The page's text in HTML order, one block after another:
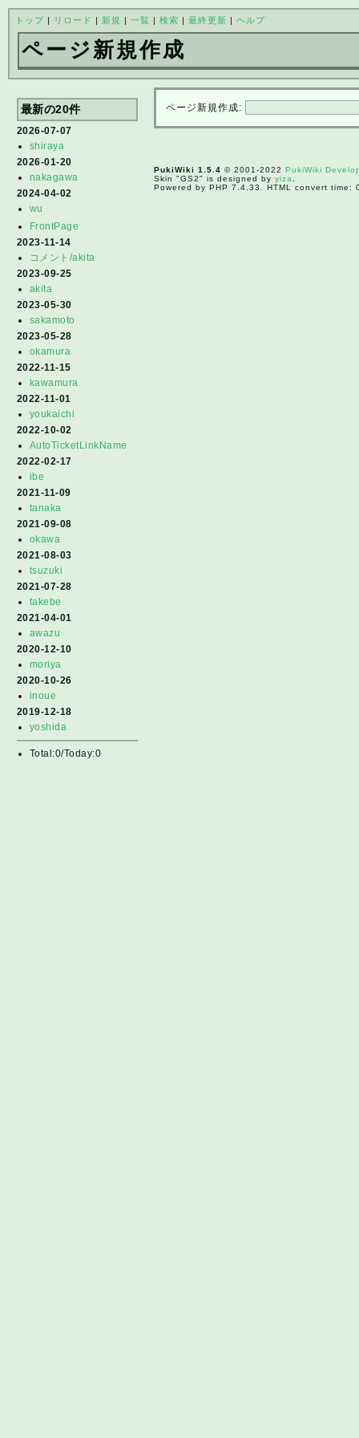
トップ| リロード | 新規 | 一覧 | 検索 | 最終更新 | ヘルプ
ページ新規作成
最新の20件
2026-07-07
shiraya
2026-01-20
nakagawa
2024-04-02
wu
FrontPage
2023-11-14
コメント/akita
2023-09-25
akita
2023-05-30
sakamoto
2023-05-28
okamura
2022-11-15
kawamura
2022-11-01
youkaichi
2022-10-02
AutoTicketLinkName
2022-02-17
ibe
2021-11-09
tanaka
2021-09-08
okawa
2021-08-03
tsuzuki
2021-07-28
takebe
2021-04-01
awazu
2020-12-10
moriya
2020-10-26
inoue
2019-12-18
yoshida
Total:0/Today:0
ページ新規作成:
PukiWiki 1.5.4 © 2001-2022PukiWiki
Skin "GS2" is designed byyiza
Powered by PHP 7.4.33. HTML convert time: